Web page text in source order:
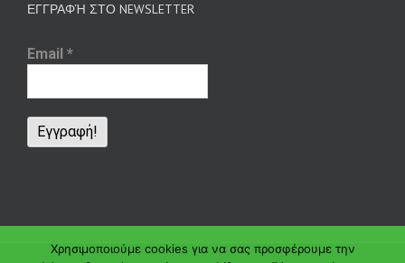
ΕΓΓΡΑΦΉ ΣΤΟ NEWSLETTER
Email *
Χρησιμοποιούμε cookies για να σας προσφέρουμε την